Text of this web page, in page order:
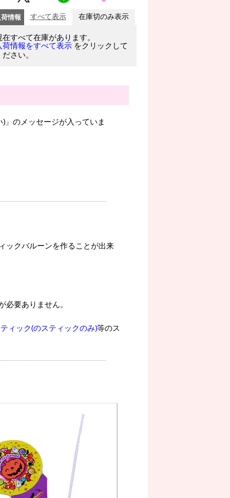
情報 すべて表示 在庫切のみ表示
在すべて在庫があります。
荷情報をすべて表示 をクリックして
さい。
」のメッセージが入っていま
ックバルーンを作ることが出来
要ありません。
ィック(のスティックのみ)等のス